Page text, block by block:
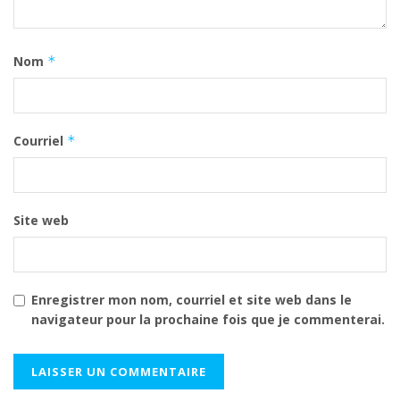
Nom *
Courriel *
Site web
Enregistrer mon nom, courriel et site web dans le
navigateur pour la prochaine fois que je commenterai.